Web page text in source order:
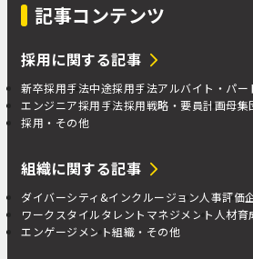
記事コンテンツ
採用に関する記事
新卒採用手法中途採用手法アルバイト・パー
エンジニア採用手法採用戦略・要員計画母集
採用・その他
組織に関する記事
ダイバーシティ&インクルージョン人事評価
ワークスタイルタレントマネジメント 人材育
エンゲージメント組織・その他